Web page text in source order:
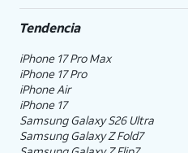
Tendencia
iPhone 17 Pro Max
iPhone 17 Pro
iPhone Air
iPhone 17
Samsung Galaxy S26 Ultra
Samsung Galaxy Z Fold7